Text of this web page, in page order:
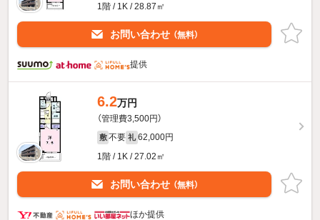
1階 / 1K / 28.87㎡
お問い合わせ （無料）
提供
6.2万円
（管理費3,500円）
敷 不要 礼 62,000円
1階 / 1K / 27.02㎡
お問い合わせ （無料）
ほか提供